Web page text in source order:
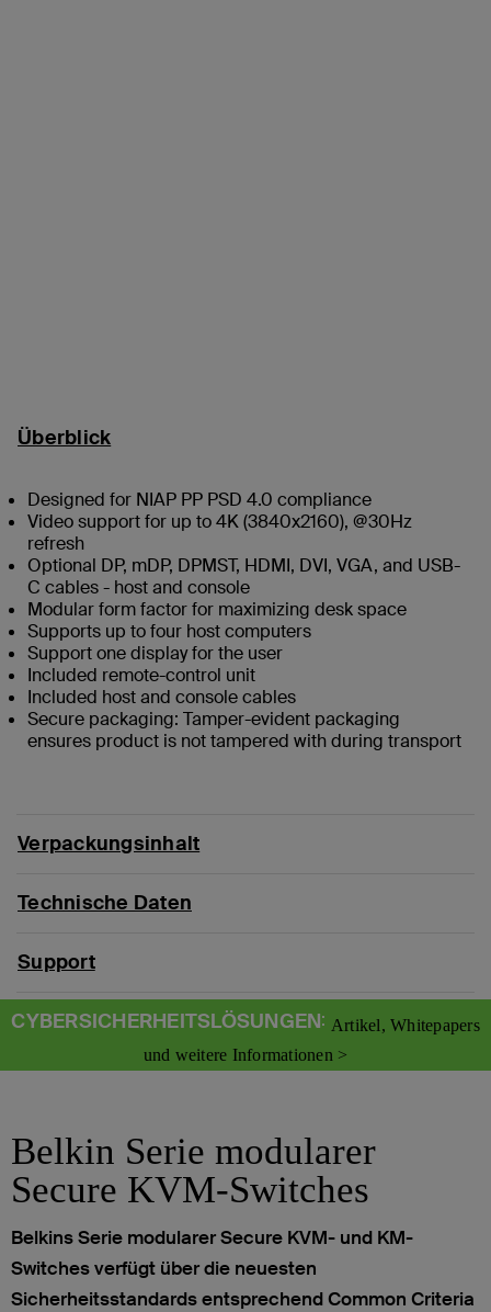
Überblick
Designed for NIAP PP PSD 4.0 compliance
Video support for up to 4K (3840x2160), @30Hz
refresh
Optional DP, mDP, DPMST, HDMI, DVI, VGA, and USB-
C cables - host and console
Modular form factor for maximizing desk space
Supports up to four host computers
Support one display for the user
Included remote-control unit
Included host and console cables
Secure packaging: Tamper-evident packaging
ensures product is not tampered with during transport
Verpackungsinhalt
Technische Daten
Support
CYBERSICHERHEITSLÖSUNGEN: Artikel, Whitepapers
und weitere Informationen >
Belkin Serie modularer
Secure KVM-Switches
Belkins Serie modularer Secure KVM- und KM-
Switches verfügt über die neuesten
Sicherheitsstandards entsprechend Common Criteria